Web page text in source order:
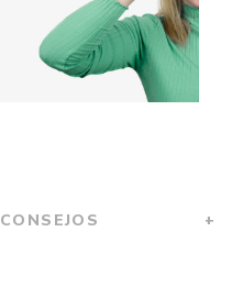
CONSEJOS +